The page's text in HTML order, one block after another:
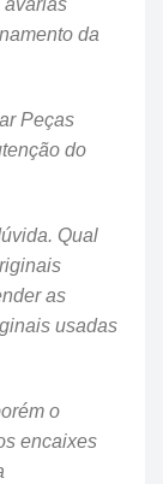
avarias
da
Peças
do
Qual
as
usadas
o
encaixes